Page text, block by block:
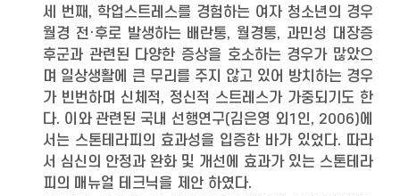
세 번째, 학업스트레스를 경험하는 여자 청소년의 경우
월경 전·후로 발생하는 배란통, 월경통, 과민성 대장증
후군과 관련된 다양한 증상을 호소하는 경우가 많았으
며 일상생활에 큰 무리를 주지 않고 있어 방치하는 경우
가 빈번하며 신체적, 정신적 스트레스가 가중되기도 한
다. 이와 관련된 국내 선행연구(김은영 외1인, 2006)에
서는 스톤테라피의 효과성을 입증한 바가 있었다. 따라
서 심신의 안정과 완화 및 개선에 효과가 있는 스톤테라
피의 매뉴얼 테크닉을 제안 하였다.